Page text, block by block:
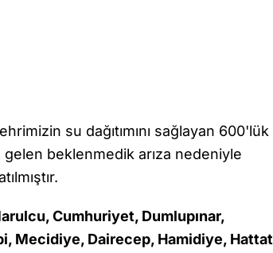
su dağıtımını sağlayan 600'lük
beklenmedik arıza nedeniyle
Cumhuriyet, Dumlupınar,
Mecidiye, Dairecep, Hamidiye, Hattat